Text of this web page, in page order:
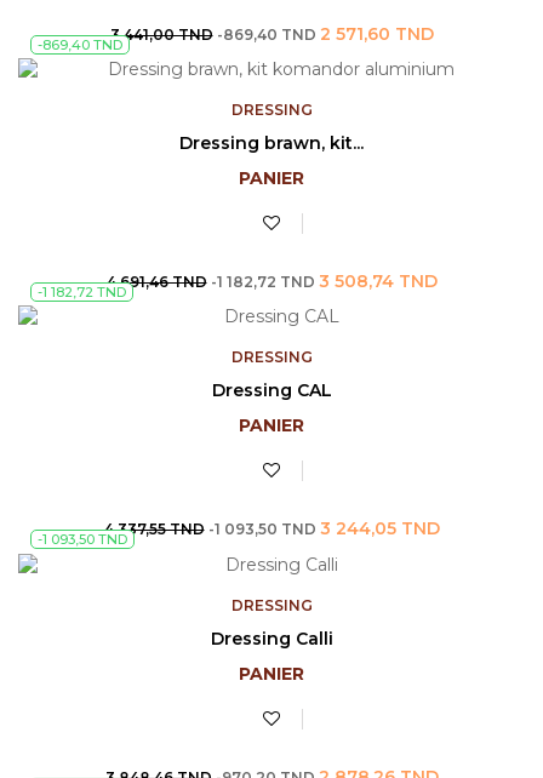
Prix
de
base
3 441,00 TND -869,40 TND Prix
2 571,60 TND
-869,40 TND
DRESSING
Dressing brawn, kit...
PANIER
Prix
de
4 691,46 TND -1 182,72 TND Prix
3 508,74 TND
-1 182,72 TND
DRESSING
Dressing CAL
PANIER
Prix
de
4 337,55 TND -1 093,50 TND Prix
3 244,05 TND
-1 093,50 TND
DRESSING
Dressing Calli
PANIER
Prix
Prix